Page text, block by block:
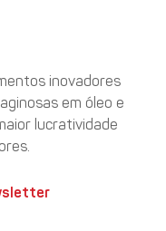
inovadores
em óleo e
lucratividade